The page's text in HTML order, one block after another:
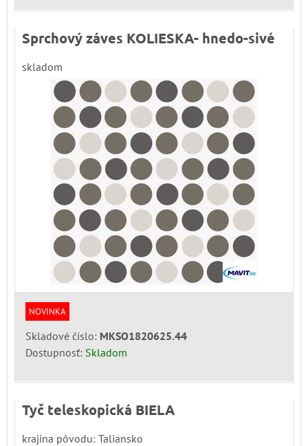
Sprchový záves KOLIESKA- hnedo-sivé
skladom
NOVINKA
Skladové číslo: MKSO1820625.44
Dostupnosť: Skladom
Tyč teleskopická BIELA
krajina pôvodu: Taliansko